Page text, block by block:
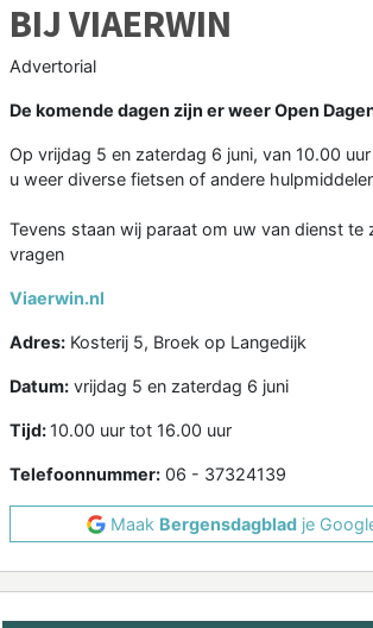
BIJ VIAERWIN
Advertorial
De komende dagen zijn er weer Open
Op vrijdag 5 en zaterdag 6 juni, van 10.00
u weer diverse fietsen of andere
Tevens staan wij paraat om uw van dienst te
vragen
Viaerwin.nl
Adres: Kosterij 5, Broek op Langedijk
Datum: vrijdag 5 en zaterdag 6 juni
Tijd: 10.00 uur tot 16.00 uur
Telefoonnummer: 06 - 37324139
Maak Bergensdagbladje